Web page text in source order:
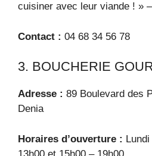
cuisiner avec leur viande ! »
Contact : 04 68 34 56 78
3. BOUCHERIE
Adresse : 89 Boulevard des
Denia
Horaires d’ouverture :
13h00 et 15h00 – 19h00